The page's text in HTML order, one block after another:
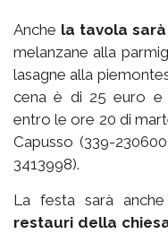
Anche la tavola
melanzane alla
lasagne alla
cena è di 25 euro e
entro le ore 20 di
Capusso (339-
3413998).
La festa sarà anche
restauri della